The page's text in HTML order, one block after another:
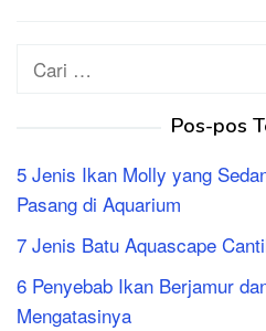
Cari
Pos-pos
5 Jenis Ikan Molly yang
Pasang di Aquarium
7 Jenis Batu Aquascape
6 Penyebab Ikan Berjamur
Mengatasinya